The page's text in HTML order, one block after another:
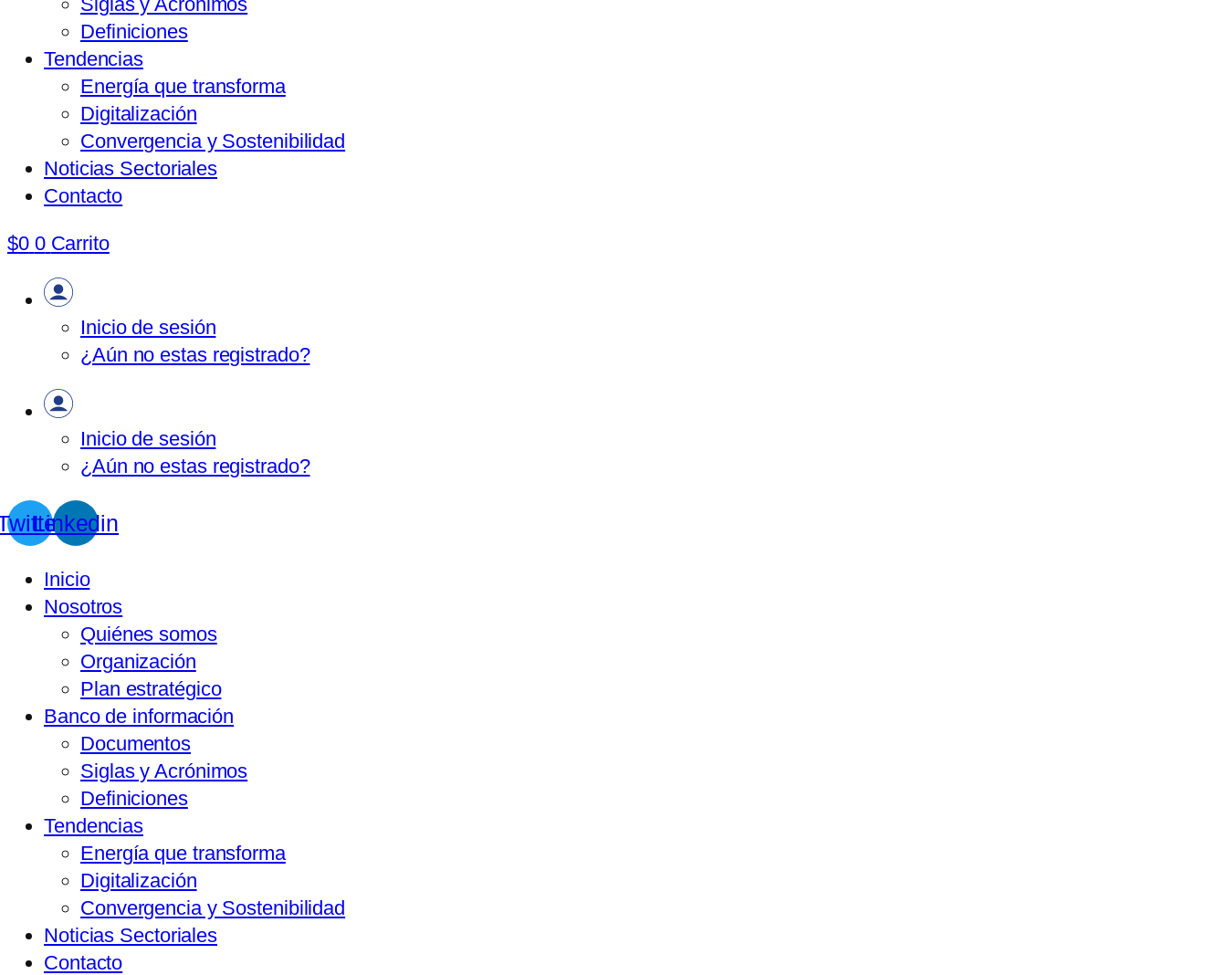
Definiciones
Tendencias
Energía que transforma
Digitalización
Convergencia y Sostenibilidad
Noticias Sectoriales
Contacto
$0 0 Carrito
Inicio de sesión
¿Aún no estas registrado?
Inicio de sesión
¿Aún no estas registrado?
Linkedin
Inicio
Nosotros
Quiénes somos
Organización
Plan estratégico
Banco de información
Documentos
Siglas y Acrónimos
Definiciones
Tendencias
Energía que transforma
Digitalización
Convergencia y Sostenibilidad
Noticias Sectoriales
Contacto